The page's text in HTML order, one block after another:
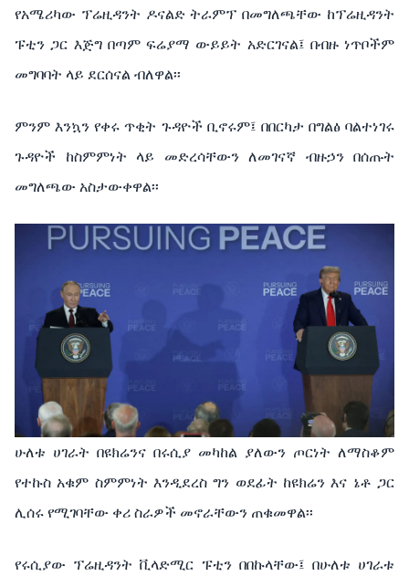
የአሜሪካው ፕሬዚዳንት ዶናልድ ትራምፕ በመግለጫቸው ከፕሬዚዳንት
ፑቲን ጋር እጅግ በጣም ፍሬያማ ውይይት አድርገናል፤ በብዙ ነጥቦችም
መግባባት ላይ ደርሰናል ብለዋል፡፡
ምንም እንኳን የቀሩ ጥቂት ጉዳዮች ቢኖሩም፤ በበርካታ በግልፅ ባልተነገሩ
ጉዳዮች ከስምምነት ላይ መድረሳቸውን ለመገናኛ ብዙኃን በሰጡት
መግለጫው አስታውቀዋል፡፡
ሁለቱ ሀገራት በዩክሬንና በሩሲያ መካከል ያለውን ጦርነት ለማስቆም
የተኩስ አቁም ስምምነት እንዲደረስ ግን ወደፊት ከዩክሬን እና ኔቶ ጋር
ሊሰሩ የሚገባቸው ቀሪ ስራዎች መኖራቸውን ጠቁመዋል፡፡
የሩሲያው ፕሬዚዳንት ቪላድሚር ፑቲን በበኩላቸው፤ በሁለቱ ሀገራቱ